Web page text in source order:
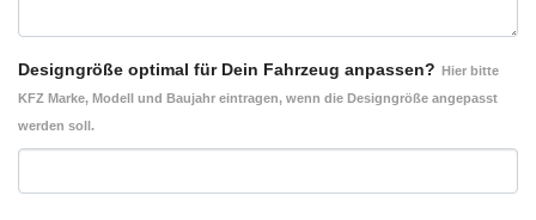
Designgröße optimal für Dein Fahrzeug anpassen?
Hier bitte
KFZ Marke, Modell und Baujahr eintragen, wenn die Designgröße angepasst
werden soll.